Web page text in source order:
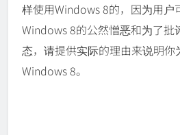
样使用Windows 8的，因为用户
Windows 8的公然憎恶和为了批
态，请提供实际的理由来说明你
Windows 8。